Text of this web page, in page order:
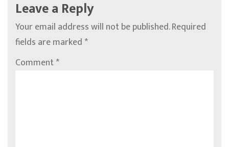
Leave a Reply
Your email address will not be published.Required
fields are marked*
Comment*